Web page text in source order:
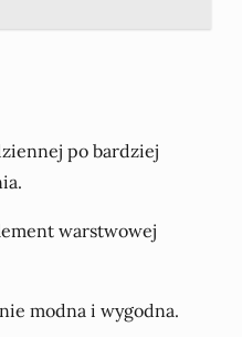
po bardziej
warstwowej
modna i wygodna.